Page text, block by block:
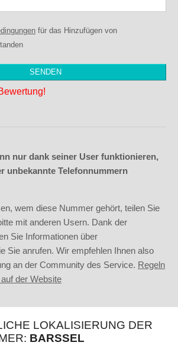
für das Hinzufügen von
nur dank seiner User funktionieren,
unbekannte Telefonnummern
wem diese Nummer gehört, teilen Sie
mit anderen Usern. Dank der
Sie Informationen über
Sie anrufen. Wir empfehlen Ihnen also
an der Community des Service. Regeln
der Website
LOKALISIERUNG DER
BARSSEL